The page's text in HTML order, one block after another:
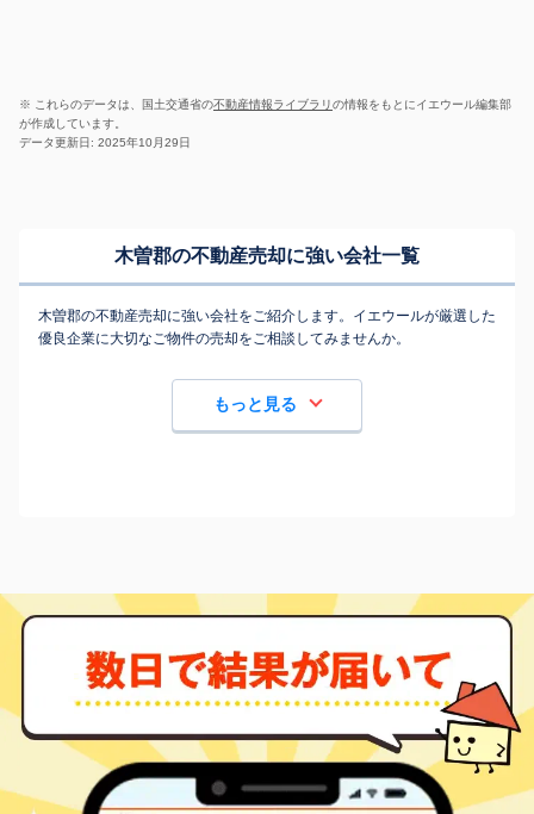
※ これらのデータは、国土交通省の不動産情報ライブラリの情報をもとにイエウール編集部
が作成しています。
データ更新日: 2025年10月29日
木曽郡の不動産売却に強い会社一覧
木曽郡の不動産売却に強い会社をご紹介します。イエウールが厳選した
優良企業に大切なご物件の売却をご相談してみませんか。
もっと見る